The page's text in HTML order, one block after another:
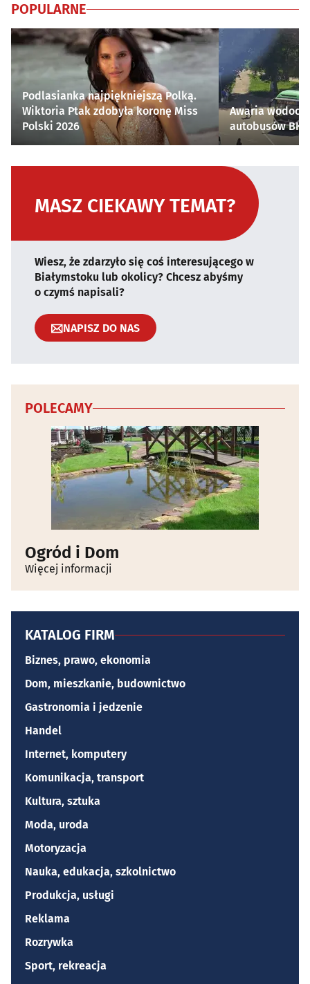
POPULARNE
Podlasianka najpiękniejszą Polką.
Wiktoria Ptak zdobyła koronę Miss
Polski 2026
Awaria
autobusów
MASZ CIEKAWY TEMAT?
Wiesz, że zdarzyło się coś interesującego w
Białymstoku lub okolicy? Chcesz abyśmy
o czymś napisali?
NAPISZ DO NAS
POLECAMY
Ogród i Dom
Więcej informacji
KATALOG FIRM
Biznes, prawo, ekonomia
Dom, mieszkanie, budownictwo
Gastronomia i jedzenie
Handel
Internet, komputery
Komunikacja, transport
Kultura, sztuka
Moda, uroda
Motoryzacja
Nauka, edukacja, szkolnictwo
Produkcja, usługi
Reklama
Rozrywka
Sport, rekreacja